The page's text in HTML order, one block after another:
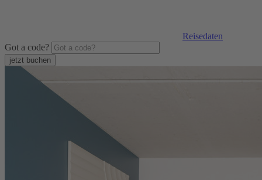
Reisedaten
Got a code?